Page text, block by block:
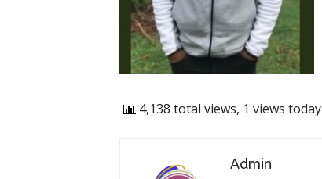
4,138 total views, 1 views today
Admin